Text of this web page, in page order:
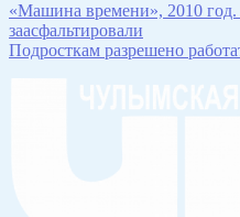
«Машина времени», 2010
заасфальтировали
Подросткам разрешено